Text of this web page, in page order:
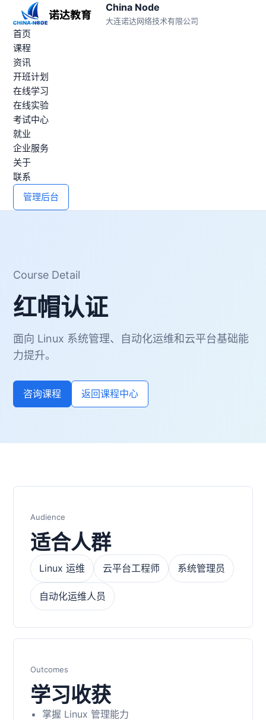
China Node
大连诺达网络技术有限公司
首页
课程
资讯
开班计划
在线学习
在线实验
考试中心
就业
企业服务
关于
联系
管理后台
Course Detail
红帽认证
面向 Linux 系统管理、自动化运维和云平台基础能
力提升。
咨询课程 返回课程中心
Audience
适合人群
Linux 运维 云平台工程师 系统管理员
自动化运维人员
Outcomes
学习收获
掌握 Linux 管理能力